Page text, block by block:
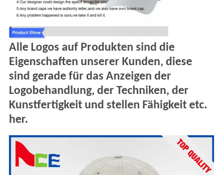
Alle Logos auf Produkten sind die
Eigenschaften unserer Kunden, diese
sind gerade für das Anzeigen der
Logobehandlung, der Techniken, der
Kunstfertigkeit und stellen Fähigkeit etc.
her.